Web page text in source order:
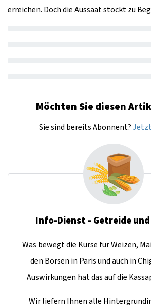
erreichen. Doch die Aussaat stockt zu
Möchten Sie diesen
Sie sind bereits Abonnent?
Info-Dienst - Getreide
Was bewegt die Kurse für Weizen,
den Börsen in Paris und auch in
Auswirkungen hat das auf die
Wir liefern Ihnen alle